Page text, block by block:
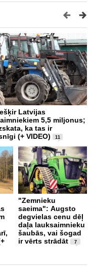
Latvijas
5,5 miljonus;
ka tas ir
(+ VIDEO)
11
"Zemnieku
saeima": Augsto
degvielas cenu dēļ
daļa lauksaimnieku
šaubās, vai šogad
ir vērts strādāt
7